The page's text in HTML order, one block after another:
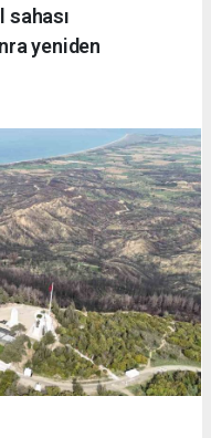
sahası
yeniden